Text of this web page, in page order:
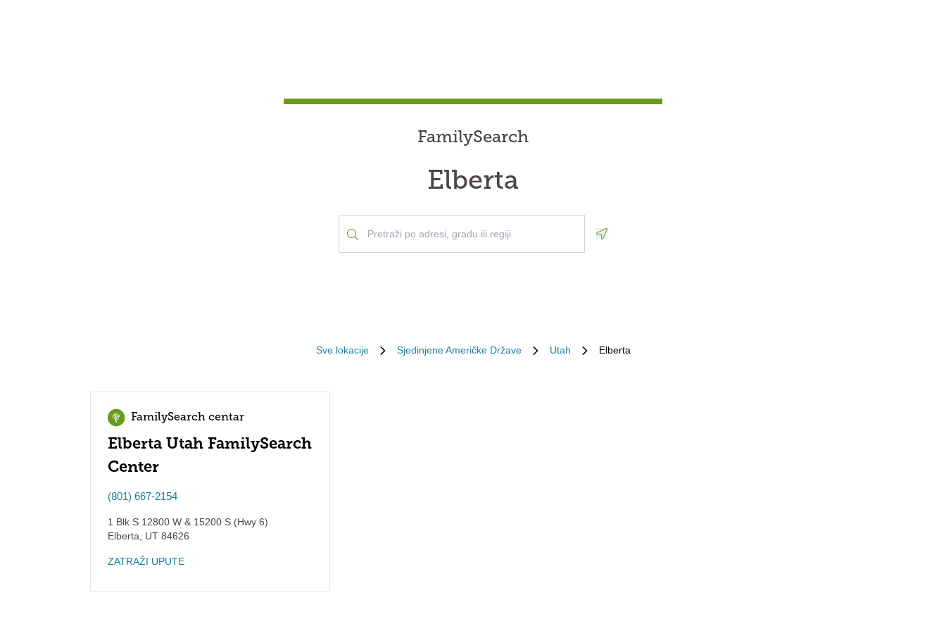
FamilySearch
Elberta
Sve lokacije Sjedinjene Američke Države Utah Elberta
FamilySearch centar
Elberta Utah FamilySearch
Center
(801) 667-2154
1 Blk S 12800 W & 15200 S (Hwy 6)
Elberta
UT 84626
ZATRAŽI UPUTE